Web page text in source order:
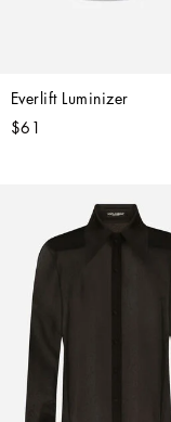
Everlift Luminizer
$61